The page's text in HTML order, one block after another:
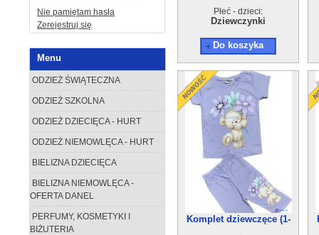
Nie pamiętam hasła
Zerejestruj się
Menu
ODZIEŻ ŚWIĄTECZNA
ODZIEŻ SZKOLNA
ODZIEŻ DZIECIĘCA - HURT
ODZIEŻ NIEMOWLĘCA - HURT
BIELIZNA DZIECIĘCA
BIELIZNA NIEMOWLĘCA -
OFERTA DANEL
PERFUMY, KOSMETYKI I
BIŻUTERIA
Płeć - dzieci:
Dziewczynki
Do koszyka
Komplet dziewczęce (1-